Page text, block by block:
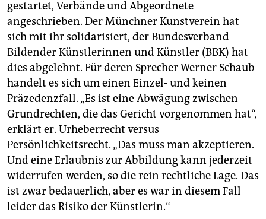
gestartet, Verbände und Abgeordnete
angeschrieben. Der Münchner Kunstverein hat
sich mit ihr solidarisiert, der Bundesverband
Bildender Künstlerinnen und Künstler (BBK) hat
dies abgelehnt. Für deren Sprecher Werner Schaub
handelt es sich um einen Einzel- und keinen
Präzedenzfall. „Es ist eine Abwägung zwischen
Grundrechten, die das Gericht vorgenommen hat“,
erklärt er. Urheberrecht versus
Persönlichkeitsrecht. „Das muss man akzeptieren.
Und eine Erlaubnis zur Abbildung kann jederzeit
widerrufen werden, so die rein rechtliche Lage. Das
ist zwar bedauerlich, aber es war in diesem Fall
leider das Risiko der Künstlerin.“